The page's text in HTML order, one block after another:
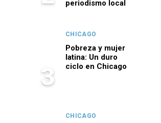
periodismo local
3
CHICAGO
Pobreza y mujer
latina: Un duro
ciclo en Chicago
CHICAGO